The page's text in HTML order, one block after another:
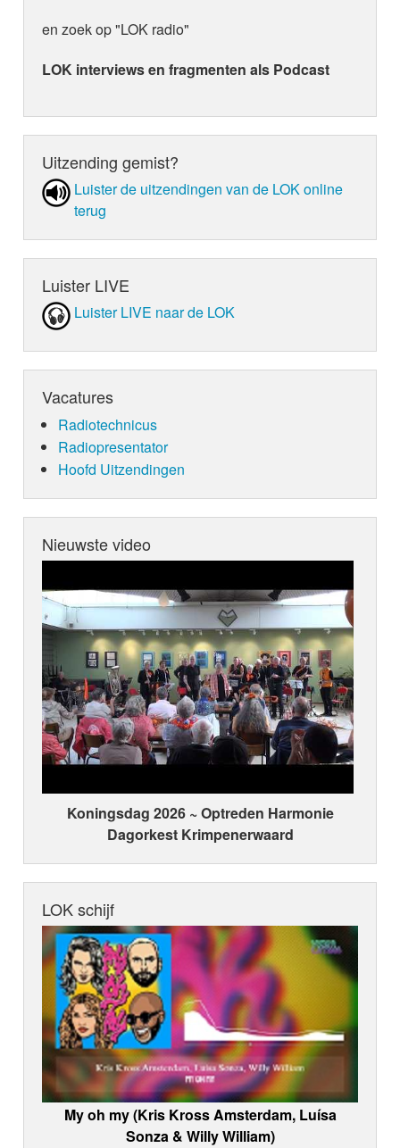
en zoek op "LOK radio"
LOK interviews en fragmenten als Podcast
Uitzending gemist?
Luister de uit­zen­din­gen van de LOK online
terug
Luister LIVE
Luister LIVE naar de LOK
Vacatures
Radiotechnicus
Radiopresentator
Hoofd Uitzendingen
Nieuwste video
Koningsdag 2026 ~ Optreden Harmonie
Dagorkest Krimpenerwaard
LOK schijf
My oh my (Kris Kross Amsterdam, Luísa
Sonza & Willy William)